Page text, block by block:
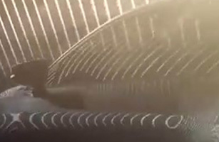
Андрей
вменяемый человек
между многолетним
бестселлером от
и черри тигго 8 (а это он и
может сделать только один
выбор. Если что,
черри уже …